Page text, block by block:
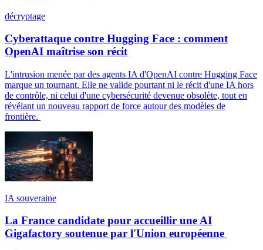
décryptage
Cyberattaque contre Hugging Face : comment
OpenAI maîtrise son récit
L'intrusion menée par des agents IA d'OpenAI contre Hugging Face
marque un tournant. Elle ne valide pourtant ni le récit d'une IA hors
de contrôle, ni celui d'une cybersécurité devenue obsolète, tout en
révélant un nouveau rapport de force autour des modèles de
frontière.
IA souveraine
La France candidate pour accueillir une AI
Gigafactory soutenue par l'Union européenne